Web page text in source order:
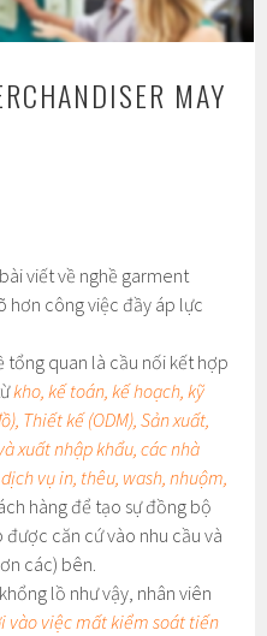
MAY
viết về nghề garment
hơn công việc đầy áp lực
tổng quan là cầu nối kết hợp
kho, kế toán, kế hoạch, kỹ
Thiết kế (ODM), Sản xuất,
xuất nhập khẩu, các nhà
vụ in, thêu, wash, nhuộm,
hàng để tạo sự đồng bộ
căn cứ vào nhu cầu và
các) bên.
lồ như vậy, nhân viên
vào việc mất kiểm soát tiến